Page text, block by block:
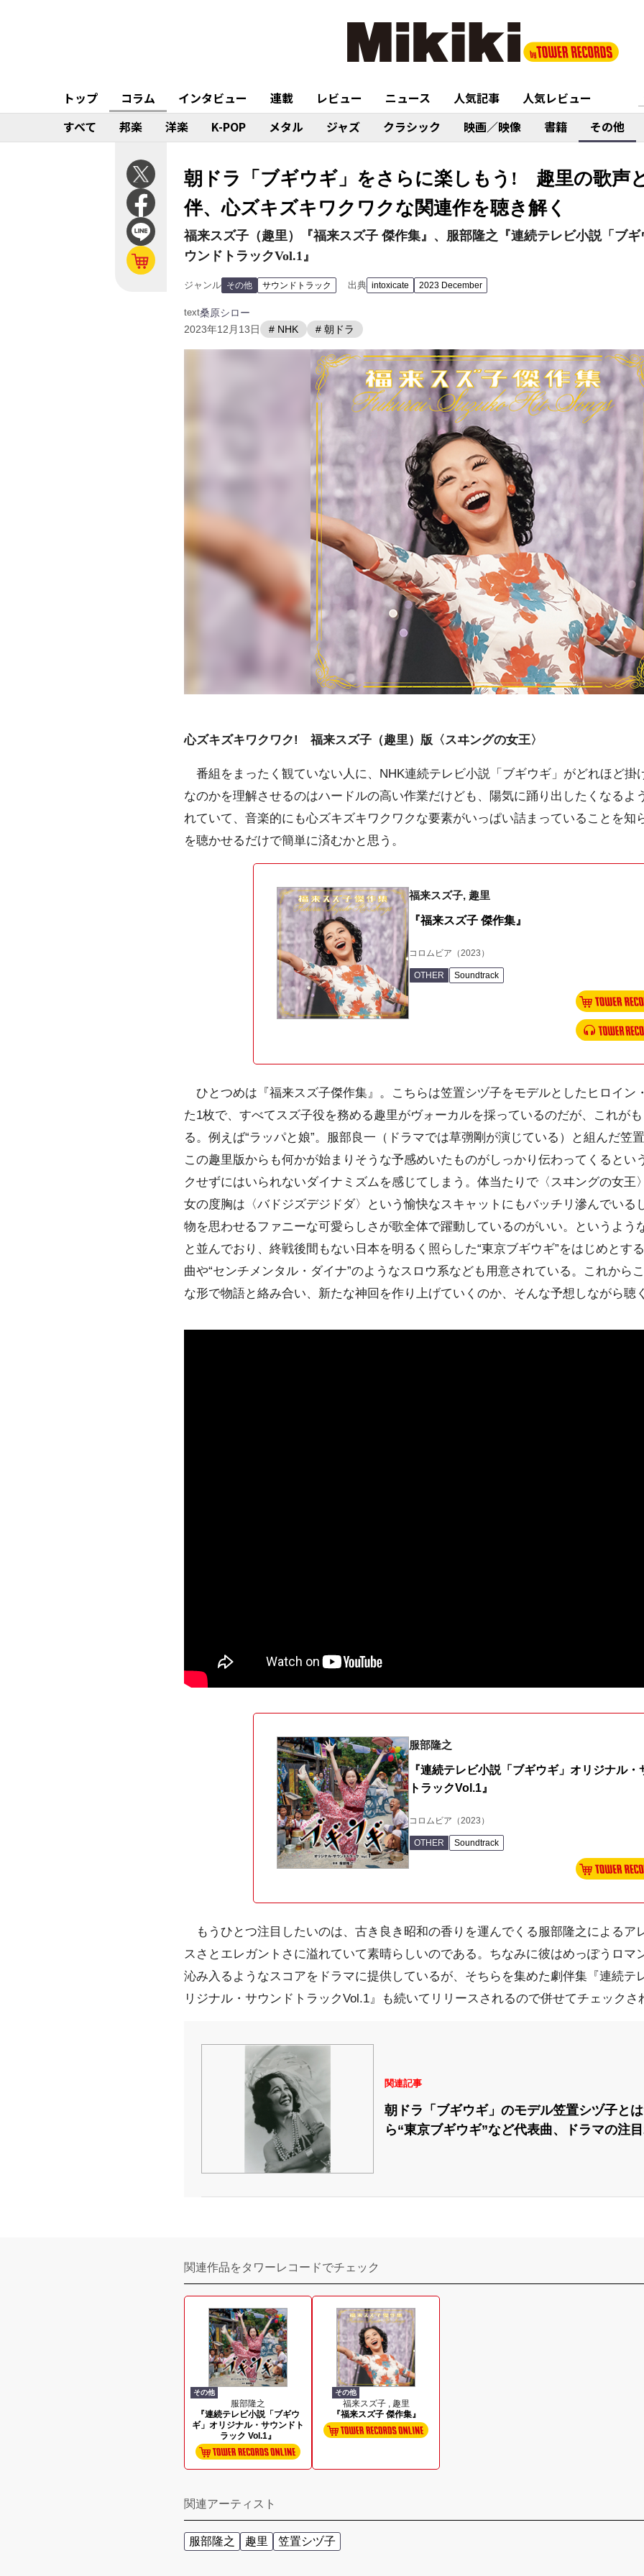
トップ コラム インタビュー 連載 レビュー ニュース 人気記事
人気レビュー
すべて
邦楽 洋楽 K-POP メタル ジャズ クラシック 映画／映像 書籍 その他
朝ドラ「ブギウギ」をさらに楽しもう! 趣里の歌声
伴、心ズキズキワクワクな関連作を聴き解く
福来スズ子（趣里）『福来スズ子 傑作集』、服部隆之『連続テレビ小説「ブ
ウンドトラックVol.1』
ジャンル その他 サウンドトラック 出典 intoxicate 2023 December
text桑原シロー
2023年12月13日
# NHK # 朝ドラ
心ズキズキワクワク! 福来スズ子（趣里）版〈スヰングの女王〉
番組をまったく観ていない人に、NHK連続テレビ小説「ブギウギ」がどれほど掛
なのかを理解させるのはハードルの高い作業だけども、陽気に踊り出したくなるよ
れていて、音楽的にも心ズキズキワクワクな要素がいっぱい詰まっていることを知
を聴かせるだけで簡単に済むかと思う。
福来スズ子, 趣里
『福来スズ子 傑作集』
コロムビア （2023）
OTHER Soundtrack
ひとつめは『福来スズ子傑作集』。こちらは笠置シヅ子をモデルとしたヒロイン
た1枚で、すべてスズ子役を務める趣里がヴォーカルを採っているのだが、これが
る。例えば“ラッパと娘”。服部良一（ドラマでは草彅剛が演じている）と組んだ笠
この趣里版からも何かが始まりそうな予感めいたものがしっかり伝わってくるとい
クせずにはいられないダイナミズムを感じてしまう。体当たりで〈スヰングの女王
女の度胸は〈バドジズデジドダ〉という愉快なスキャットにもバッチリ滲んでいる
物を思わせるファニーな可愛らしさが歌全体で躍動しているのがいい。というよう
と並んでおり、終戦後間もない日本を明るく照らした“東京ブギウギ”をはじめとす
曲や“センチメンタル・ダイナ”のようなスロウ系なども用意されている。これから
な形で物語と絡み合い、新たな神回を作り上げていくのか、そんな予想しながら聴
服部隆之
『連続テレビ小説「ブギウギ」オリジナル・
トラックVol.1』
コロムビア （2023）
OTHER Soundtrack
もうひとつ注目したいのは、古き良き昭和の香りを運んでくる服部隆之によるア
スさとエレガントさに溢れていて素晴らしいのである。ちなみに彼はめっぽうロマ
沁み入るようなスコアをドラマに提供しているが、そちらを集めた劇伴集『連続テ
リジナル・サウンドトラックVol.1』も続いてリリースされるので併せてチェックさ
関連記事
朝ドラ「ブギウギ」のモデル笠置シヅ子と
ら“東京ブギウギ”など代表曲、ドラマの注
関連作品をタワーレコードでチェック
その他
服部隆之
『連続テレビ小説「ブギウ
ギ」オリジナル・サウンドト
ラック Vol.1』
その他
福来スズ子 , 趣里
『福来スズ子 傑作集』
関連アーティスト
服部隆之 趣里 笠置シヅ子